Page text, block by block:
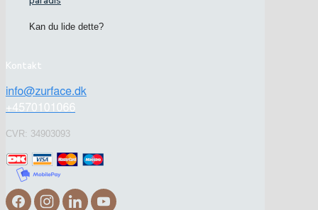
Kan du lide dette?
Kontakt
CVR: 34903093